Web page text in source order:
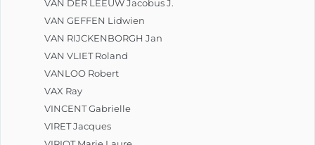
VAN DER LEEUW Jacobus J.
VAN GEFFEN Lidwien
VAN RIJCKENBORGH Jan
VAN VLIET Roland
VANLOO Robert
VAX Ray
VINCENT Gabrielle
VIRET Jacques